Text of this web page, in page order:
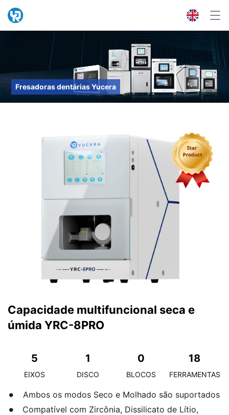
Fresadoras dentárias Yucera
Capacidade multifuncional seca e
úmida YRC-8PRO
5
EIXOS
1
DISCO
0
BLOCOS
18
FERRAMENTAS
Ambos os modos Seco e Molhado são suportados
Compatível com Zircônia, Dissilicato de Lítio,